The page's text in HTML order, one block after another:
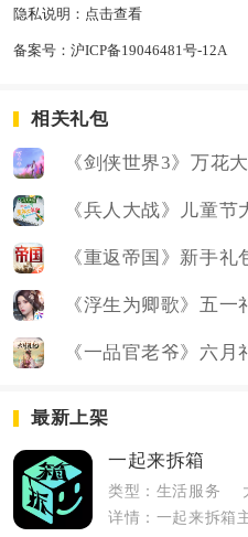
隐私说明： 点击查看
备案号： 沪ICP备19046481号-12A
相关礼包
《剑侠世界3》万花
《兵人大战》儿童节
《重返帝国》新手礼
《浮生为卿歌》五一
《一品官老爷》六月
最新上架
一起来拆箱
类型：生活服务